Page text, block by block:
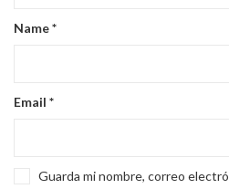
Name*
Email *
Guarda mi nombre, correo